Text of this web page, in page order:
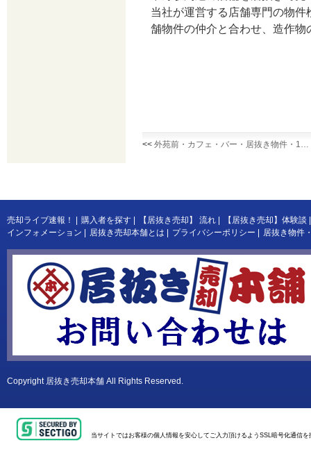
当社が運営する店舗専門の物
舗物件の仲介と合わせ、造作
<< 外苑前・カフェ・バー・居抜き物件・1…
売却ライブ速報！ 購入者を探す 【居抜き売却】 流れ 【居抜き売却】体験談
インフォメーション
居抜き売却本舗とは プライバシーポリシー 居抜き物件
Copyright 居抜き売却本舗 All Rights Reserved.
当サイトではお客様の個人情報を安心してご入力頂けるようSSL暗号化通信